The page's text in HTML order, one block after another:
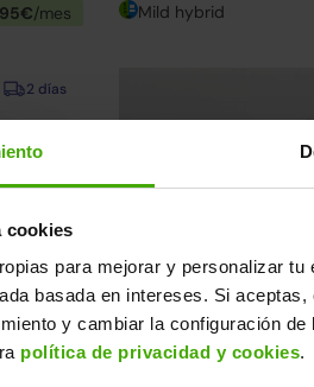
cookies
para mejorar y personalizar
basada en intereses. Si
y cambiar la configuración
política de privacidad y cookies.
/mes Mild hybrid
2 días
15.490€
Ofertas Opel
Opel Corsa
1.2T XHL S/S GS 100